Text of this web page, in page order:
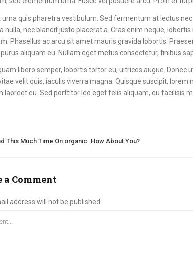
urna quis pharetra vestibulum. Sed fermentum at lectus
nulla, nec blandit justo placerat a. Cras enim neque,
Phasellus ac arcu sit amet mauris gravida lobortis.
aliquam eu. Nullam eget metus consectetur, finibus
libero semper, lobortis tortor eu, ultrices augue.
velit quis, iaculis viverra magna. Quisque suscipit,
laoreet eu. Sed porttitor leo eget felis aliquam, eu facilisis
This Much Time On organic. How About You?
a Comment
address will not be published.